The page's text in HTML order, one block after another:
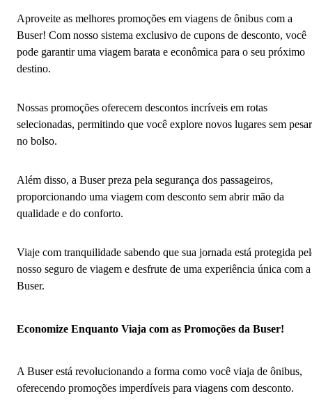
Aproveite as melhores promoções em viagens de ônibus com a
Buser! Com nosso sistema exclusivo de cupons de desconto, você
pode garantir uma viagem barata e econômica para o seu próximo
destino.
Nossas promoções oferecem descontos incríveis em rotas
selecionadas, permitindo que você explore novos lugares sem pesar
no bolso.
Além disso, a Buser preza pela segurança dos passageiros,
proporcionando uma viagem com desconto sem abrir mão da
qualidade e do conforto.
Viaje com tranquilidade sabendo que sua jornada está protegida
nosso seguro de viagem e desfrute de uma experiência única com a
Buser.
Economize Enquanto Viaja com as Promoções da Buser!
A Buser está revolucionando a forma como você viaja de ônibus,
oferecendo promoções imperdíveis para viagens com desconto.